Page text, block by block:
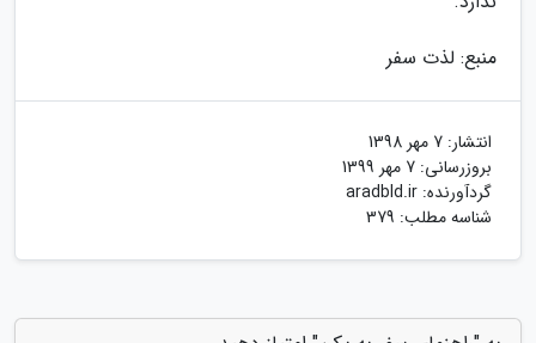
منبع: لذت سفر
انتشار: 7 مهر 1398
بروزرسانی: 7 مهر 1399
گردآورنده: aradbld.ir
شناسه مطلب: 379